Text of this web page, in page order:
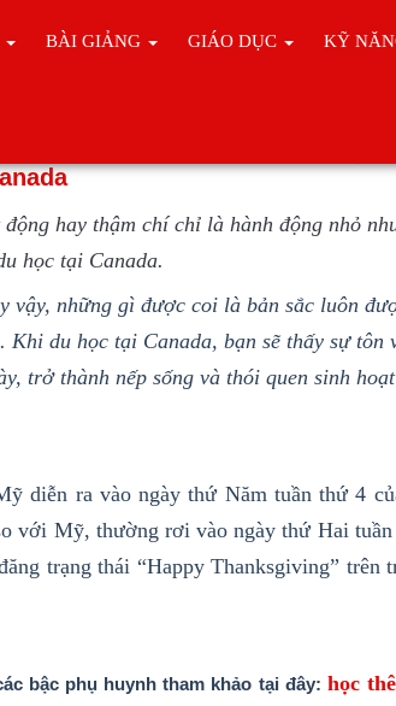
BÀI GIẢNG GIÁO DỤC KỸ
hay thậm chí chỉ là hành động nhỏ
học tại Canada.
vậy, những gì được coi là bản sắc luôn
du học tại Canada, bạn sẽ thấy sự tôn
trở thành nếp sống và thói quen sinh
diễn ra vào ngày thứ Năm tuần thứ 4
với Mỹ, thường rơi vào ngày thứ Hai tuần
trạng thái “Happy Thanksgiving” trên
bậc phụ huynh tham khảo tại đây: học